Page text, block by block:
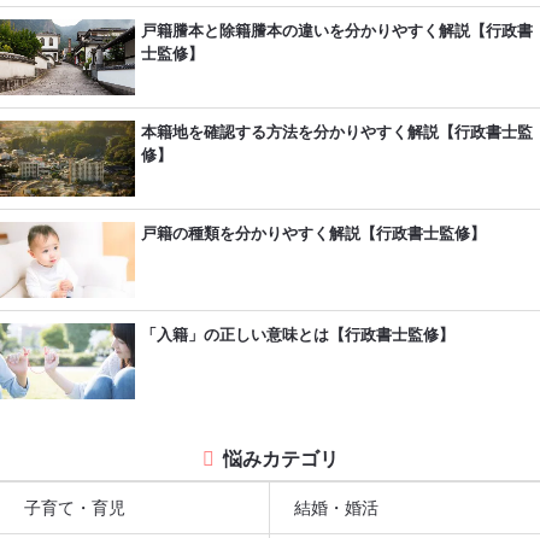
戸籍謄本と除籍謄本の違いを分かりやすく解説【行政書
士監修】
本籍地を確認する方法を分かりやすく解説【行政書士監
修】
戸籍の種類を分かりやすく解説【行政書士監修】
「入籍」の正しい意味とは【行政書士監修】
悩みカテゴリ
子育て・育児 結婚・婚活